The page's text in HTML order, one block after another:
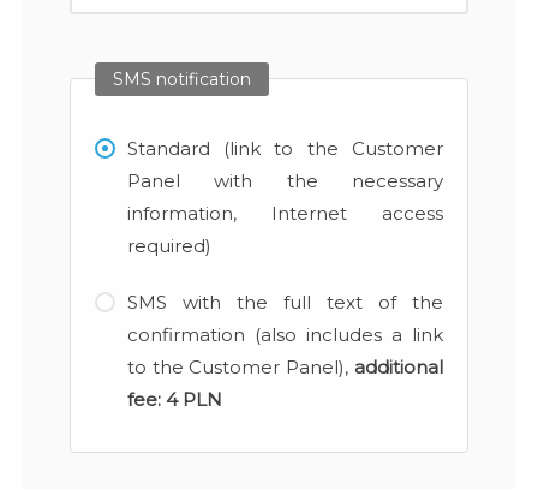
SMS notification
Standard (link to the Customer
Panel with the necessary
information, Internet access
required)
SMS with the full text of the
confirmation (also includes a link
to the Customer Panel), additional
fee: 4 PLN